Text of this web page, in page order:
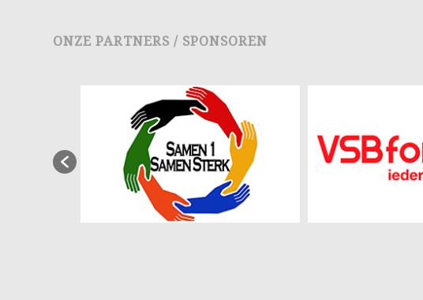
ONZE PARTNERS / SPONSOREN